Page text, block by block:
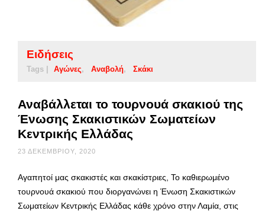
Ειδήσεις
Tags | Αγώνες Αναβολή Σκάκι
Αναβάλλεται το τουρνουά σκακιού της
Ένωσης Σκακιστικών Σωματείων
Κεντρικής Ελλάδας
23 ΔΕΚΕΜΒΡΊΟΥ, 2020
Αγαπητοί μας σκακιστές και σκακίστριες, Το καθιερωμένο
τουρνουά σκακιού που διοργανώνει η Ένωση Σκακιστικών
Σωματείων Κεντρικής Ελλάδας κάθε χρόνο στην Λαμία, στις